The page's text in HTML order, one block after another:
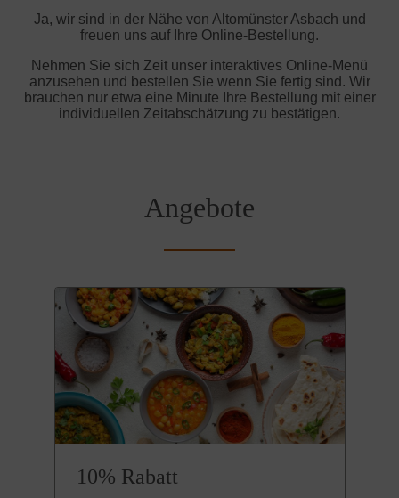
Ja, wir sind in der Nähe von Altomünster Asbach und
freuen uns auf Ihre Online-Bestellung.
Nehmen Sie sich Zeit unser interaktives Online-Menü
anzusehen und bestellen Sie wenn Sie fertig sind. Wir
brauchen nur etwa eine Minute Ihre Bestellung mit einer
individuellen Zeitabschätzung zu bestätigen.
Angebote
10% Rabatt